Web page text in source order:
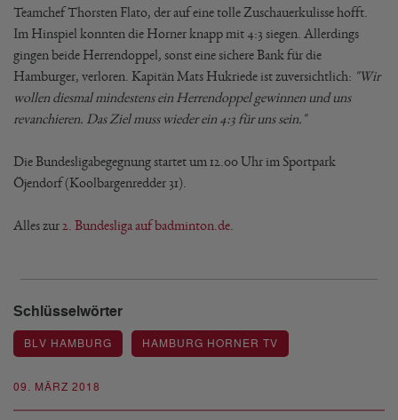
09. MÄRZ 2018
Teamchef Thorsten Flato, der auf eine tolle Zuschauerkulisse hofft.
Im Hinspiel konnten die Horner knapp mit 4:3 siegen. Allerdings
gingen beide Herrendoppel, sonst eine sichere Bank für die
Hamburger, verloren. Kapitän Mats Hukriede ist zuversichtlich: "Wir
wollen diesmal mindestens ein Herrendoppel gewinnen und uns
revanchieren. Das Ziel muss wieder ein 4:3 für uns sein."
Die Bundesligabegegnung startet um 12.00 Uhr im Sportpark
Öjendorf (Koolbargenredder 31).
Alles zur 2. Bundesliga auf badminton.de
Schlüsselwörter
BLV HAMBURG HAMBURG HORNER TV